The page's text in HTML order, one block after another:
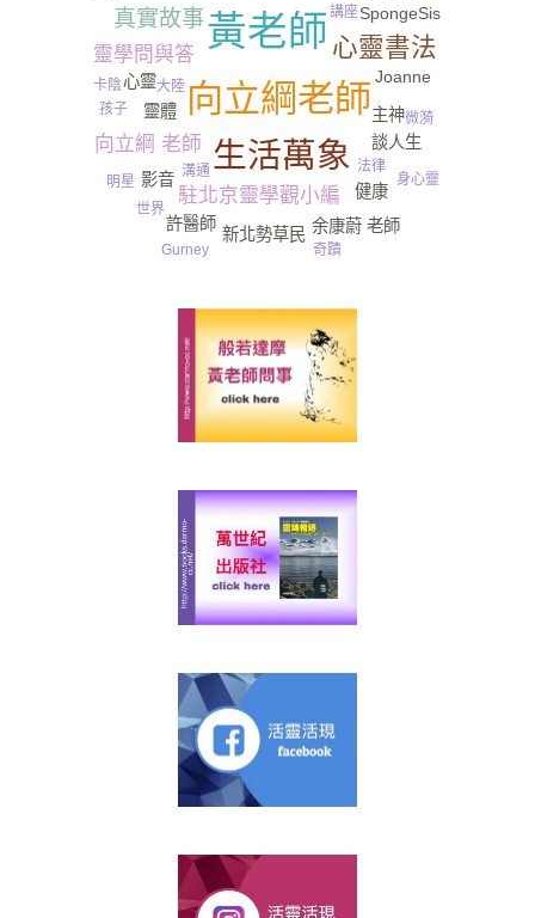
黃老師
向立綱老師
生活萬象
心靈書法
真實故事
靈學問與答
駐北京靈學觀小編
向立綱 老師
心靈
靈體
Joanne
新北勢草民
SpongeSis
主神
影音
談人生
健康
余康蔚 老師
許醫師
講座
法律
世界
大陸
孩子
明星 身心靈
Gurney​
微漪
奇蹟
溝通
卡陰